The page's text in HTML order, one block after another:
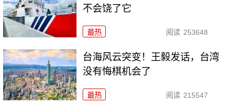
不会饶了它
最热 阅读 253648
台海风云突变！王毅发话，台湾
没有悔棋机会了
最热 阅读 215547